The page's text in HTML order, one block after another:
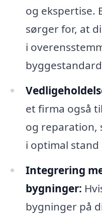
og ekspertise.
sørger for, at
i
et firma også
og reparation,
i optimal stand
Integrering
bygninger:
bygninger på